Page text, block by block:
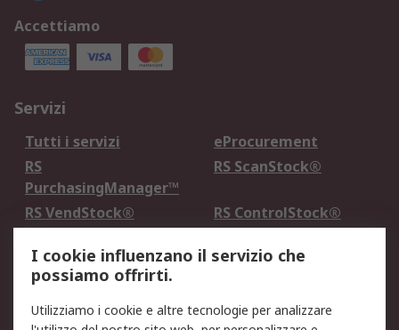
Accettiamo
Servizi
Tutti i servizi
eProcurement
RS
PurchasingManager™
RS ScanStock®
RS VendStock®
RS ControlStock®
Legale
Informativa Cookie
Informativa Privacy -
I cookie influenzano il servizio che
possiamo offrirti.
Utilizziamo i cookie e altre tecnologie per analizzare